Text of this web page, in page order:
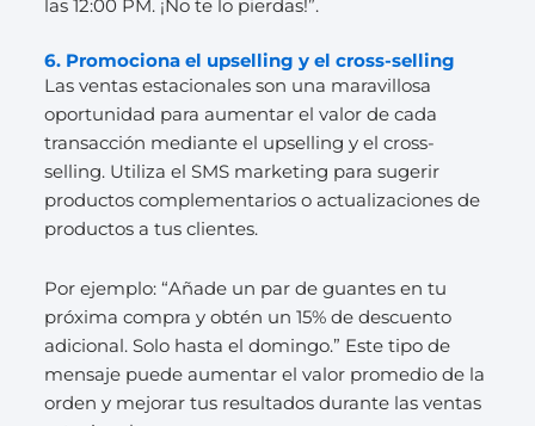
las 12:00 PM. ¡No te lo pierdas!”.
6. Promociona el upselling y el cross-selling
Las ventas estacionales son una maravillosa
oportunidad para aumentar el valor de cada
transacción mediante el upselling y el cross-
selling. Utiliza el SMS marketing para sugerir
productos complementarios o actualizaciones de
productos a tus clientes.
Por ejemplo: “Añade un par de guantes en tu
próxima compra y obtén un 15% de descuento
adicional. Solo hasta el domingo.” Este tipo de
mensaje puede aumentar el valor promedio de la
orden y mejorar tus resultados durante las ventas